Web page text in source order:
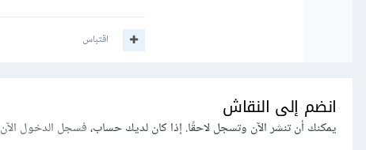
اقتباس
انضم إلى النقاش
يمكنك أن تنشر الآن وتسجل لاحقًا. إذا كان لديك حساب،فسجل الدخول الآن